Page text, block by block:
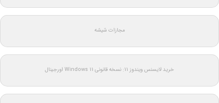
مجازات شیشه
خرید لایسنس ویندوز 11: نسخه قانونی Windows 11 اورجینال